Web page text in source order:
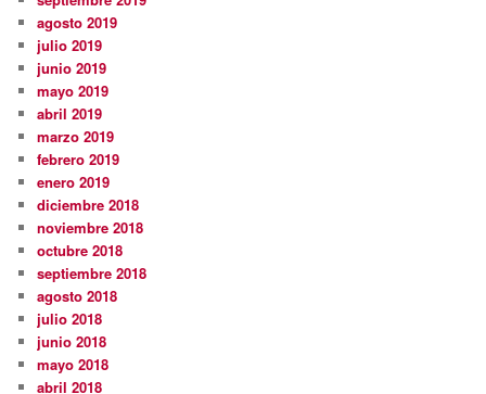
agosto 2019
julio 2019
junio 2019
mayo 2019
abril 2019
marzo 2019
febrero 2019
enero 2019
diciembre 2018
noviembre 2018
octubre 2018
septiembre 2018
agosto 2018
julio 2018
junio 2018
mayo 2018
abril 2018